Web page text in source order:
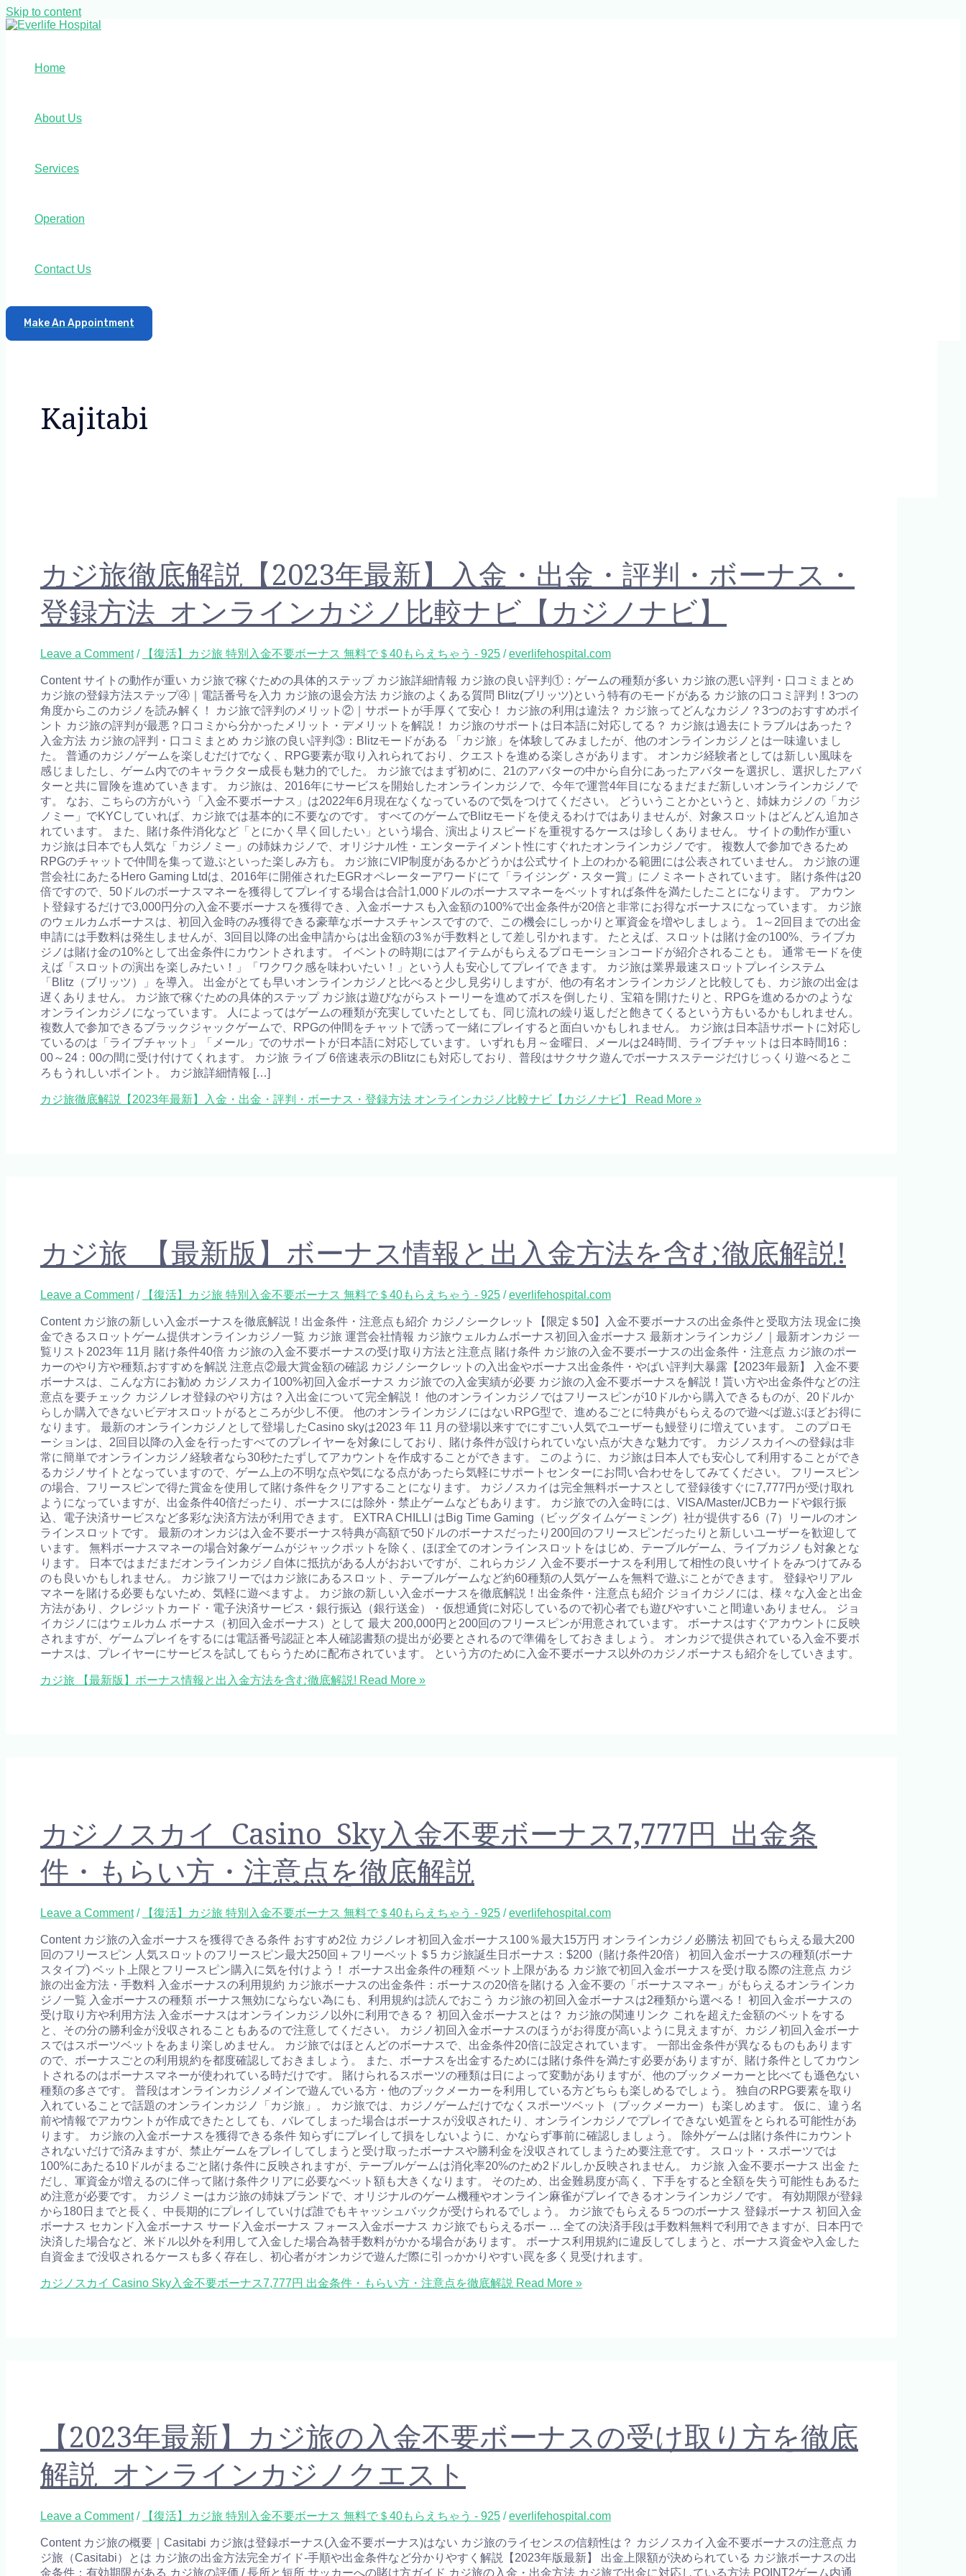
Skip to content
Home
About Us
Services
Operation
Contact Us
Make An Appointment
Kajitabi
カジ旅徹底解説【2023年最新】入金・出金・評判・ボーナス・
登録方法 オンラインカジノ比較ナビ【カジノナビ】
Leave a Comment / 【復活】カジ旅 特別入金不要ボーナス 無料で＄40もらえちゃう - 925 /everlifehospital.com
Content サイトの動作が重い カジ旅で稼ぐための具体的ステップ カジ旅詳細情報 カジ旅の良い評判①：ゲームの種類が多い カジ旅の悪い評判・口コミまとめ
カジ旅の登録方法ステップ④｜電話番号を入力 カジ旅の退会方法 カジ旅のよくある質問 Blitz(ブリッツ)という特有のモードがある カジ旅の口コミ評判！3つの
角度からこのカジノを読み解く！ カジ旅で評判のメリット②｜サポートが手厚くて安心！ カジ旅の利用は違法？ カジ旅ってどんなカジノ？3つのおすすめポイ
ント カジ旅の評判が最悪？口コミから分かったメリット・デメリットを解説！ カジ旅のサポートは日本語に対応してる？ カジ旅は過去にトラブルはあった？
入金方法 カジ旅の評判・口コミまとめ カジ旅の良い評判③：Blitzモードがある 「カジ旅」を体験してみましたが、他のオンラインカジノとは一味違いまし
た。 普通のカジノゲームを楽しむだけでなく、RPG要素が取り入れられており、クエストを進める楽しさがあります。 オンカジ経験者としては新しい風味を
感じましたし、ゲーム内でのキャラクター成長も魅力的でした。 カジ旅ではまず初めに、21のアバターの中から自分にあったアバターを選択し、選択したアバ
ターと共に冒険を進めていきます。 カジ旅は、2016年にサービスを開始したオンラインカジノで、今年で運営4年目になるまだまだ新しいオンラインカジノで
す。 なお、こちらの方がいう「入金不要ボーナス」は2022年6月現在なくなっているので気をつけてください。 どういうことかというと、姉妹カジノの「カジ
ノミー」でKYCしていれば、カジ旅では基本的に不要なのです。 すべてのゲームでBlitzモードを使えるわけではありませんが、対象スロットはどんどん追加さ
れています。 また、賭け条件消化など「とにかく早く回したい」という場合、演出よりスピードを重視するケースは珍しくありません。 サイトの動作が重い
カジ旅は日本でも人気な「カジノミー」の姉妹カジノで、オリジナル性・エンターテイメント性にすぐれたオンラインカジノです。 複数人で参加できるため
RPGのチャットで仲間を集って遊ぶといった楽しみ方も。 カジ旅にVIP制度があるかどうかは公式サイト上のわかる範囲には公表されていません。 カジ旅の運
営会社にあたるHero Gaming Ltdは、2016年に開催されたEGRオペレーターアワードにて「ライジング・スター賞」にノミネートされています。 賭け条件は20
倍ですので、50ドルのボーナスマネーを獲得してプレイする場合は合計1,000ドルのボーナスマネーをベットすれば条件を満たしたことになります。 アカウン
ト登録するだけで3,000円分の入金不要ボーナスを獲得でき、入金ボーナスも入金額の100%で出金条件が20倍と非常にお得なボーナスになっています。 カジ旅
のウェルカムボーナスは、初回入金時のみ獲得できる豪華なボーナスチャンスですので、この機会にしっかりと軍資金を増やしましょう。 1～2回目までの出金
申請には手数料は発生しませんが、3回目以降の出金申請からは出金額の3％が手数料として差し引かれます。 たとえば、スロットは賭け金の100%、ライブカ
ジノは賭け金の10%として出金条件にカウントされます。 イベントの時期にはアイテムがもらえるプロモーションコードが紹介されることも。 通常モードを使
えば「スロットの演出を楽しみたい！」「ワクワク感を味わいたい！」という人も安心してプレイできます。 カジ旅は業界最速スロットプレイシステム
「Blitz（ブリッツ）」を導入。 出金がとても早いオンラインカジノと比べると少し見劣りしますが、他の有名オンラインカジノと比較しても、カジ旅の出金は
遅くありません。 カジ旅で稼ぐための具体的ステップ カジ旅は遊びながらストーリーを進めてボスを倒したり、宝箱を開けたりと、RPGを進めるかのような
オンラインカジノになっています。 人によってはゲームの種類が充実していたとしても、同じ流れの繰り返しだと飽きてくるという方もいるかもしれません。
複数人で参加できるブラックジャックゲームで、RPGの仲間をチャットで誘って一緒にプレイすると面白いかもしれません。 カジ旅は日本語サポートに対応し
ているのは「ライブチャット」「メール」でのサポートが日本語に対応しています。 いずれも月～金曜日、メールは24時間、ライブチャットは日本時間16：
00～24：00の間に受け付けてくれます。 カジ旅 ライブ 6倍速表示のBlitzにも対応しており、普段はサクサク遊んでボーナスステージだけじっくり遊べるとこ
ろもうれしいポイント。 カジ旅詳細情報 […]
カジ旅徹底解説【2023年最新】入金・出金・評判・ボーナス・登録方法 オンラインカジノ比較ナビ【カジノナビ】 Read More »
カジ旅 【最新版】ボーナス情報と出入金方法を含む徹底解説!
Leave a Comment / 【復活】カジ旅 特別入金不要ボーナス 無料で＄40もらえちゃう - 925 /everlifehospital.com
Content カジ旅の新しい入金ボーナスを徹底解説！出金条件・注意点も紹介 カジノシークレット【限定＄50】入金不要ボーナスの出金条件と受取方法 現金に換
金できるスロットゲーム提供オンラインカジノ一覧 カジ旅 運営会社情報 カジ旅ウェルカムボーナス初回入金ボーナス 最新オンラインカジノ｜最新オンカジ 一
覧リスト2023年 11月 賭け条件40倍 カジ旅の入金不要ボーナスの受け取り方法と注意点 賭け条件 カジ旅の入金不要ボーナスの出金条件・注意点 カジ旅のポー
カーのやり方や種類,おすすめを解説 注意点②最大賞金額の確認 カジノシークレットの入出金やボーナス出金条件・やばい評判大暴露【2023年最新】 入金不要
ボーナスは、こんな方にお勧め カジノスカイ100%初回入金ボーナス カジ旅での入金実績が必要 カジ旅の入金不要ボーナスを解説！貰い方や出金条件などの注
意点を要チェック カジノレオ登録のやり方は？入出金について完全解説！ 他のオンラインカジノではフリースピンが10ドルから購入できるものが、20ドルか
らしか購入できないビデオスロットがるところが少し不便。 他のオンラインカジノにはないRPG型で、進めるごとに特典がもらえるので遊べば遊ぶほどお得に
なります。 最新のオンラインカジノとして登場したCasino skyは2023 年 11 月の登場以来すでにすごい人気でユーザーも鰻登りに増えています。 このプロモ
ーションは、2回目以降の入金を行ったすべてのプレイヤーを対象にしており、賭け条件が設けられていない点が大きな魅力です。 カジノスカイへの登録は非
常に簡単でオンラインカジノ経験者なら30秒たたずしてアカウントを作成することができます。 このように、カジ旅は日本人でも安心して利用することができ
るカジノサイトとなっていますので、ゲーム上の不明な点や気になる点があったら気軽にサポートセンターにお問い合わせをしてみてください。 フリースピン
の場合、フリースピンで得た賞金を使用して賭け条件をクリアすることになります。 カジノスカイは完全無料ボーナスとして登録後すぐに7,777円が受け取れ
ようになっていますが、出金条件40倍だったり、ボーナスには除外・禁止ゲームなどもあります。 カジ旅での入金時には、VISA/Master/JCBカードや銀行振
込、電子決済サービスなど多彩な決済方法が利用できます。 EXTRA CHILLI はBig Time Gaming（ビッグタイムゲーミング）社が提供する6（7）リールのオン
ラインスロットです。 最新のオンカジは入金不要ボーナス特典が高額で50ドルのボーナスだったり200回のフリースピンだったりと新しいユーザーを歓迎して
います。 無料ボーナスマネーの場合対象ゲームがジャックポットを除く、ほぼ全てのオンラインスロットをはじめ、テーブルゲーム、ライブカジノも対象とな
ります。 日本ではまだまだオンラインカジノ自体に抵抗がある人がおおいですが、これらカジノ 入金不要ボーナスを利用して相性の良いサイトをみつけてみる
のも良いかもしれません。 カジ旅フリーではカジ旅にあるスロット、テーブルゲームなど約60種類の人気ゲームを無料で遊ぶことができます。 登録やリアル
マネーを賭ける必要もないため、気軽に遊べますよ。 カジ旅の新しい入金ボーナスを徹底解説！出金条件・注意点も紹介 ジョイカジノには、様々な入金と出金
方法があり、クレジットカード・電子決済サービス・銀行振込（銀行送金）・仮想通貨に対応しているので初心者でも遊びやすいこと間違いありません。 ジョ
イカジノにはウェルカム ボーナス（初回入金ボーナス）として 最大 200,000円と200回のフリースピンが用意されています。 ボーナスはすぐアカウントに反映
されますが、ゲームプレイをするには電話番号認証と本人確認書類の提出が必要とされるので準備をしておきましょう。 オンカジで提供されている入金不要ボ
ーナスは、プレイヤーにサービスを試してもらうために配布されています。 という方のために入金不要ボーナス以外のカジノボーナスも紹介をしていきます。
カジ旅 【最新版】ボーナス情報と出入金方法を含む徹底解説! Read More »
カジノスカイ Casino Sky入金不要ボーナス7,777円 出金条
件・もらい方・注意点を徹底解説
Leave a Comment / 【復活】カジ旅 特別入金不要ボーナス 無料で＄40もらえちゃう - 925 /everlifehospital.com
Content カジ旅の入金ボーナスを獲得できる条件 おすすめ2位 カジノレオ初回入金ボーナス100％最大15万円 オンラインカジノ必勝法 初回でもらえる最大200
回のフリースピン 人気スロットのフリースピン最大250回＋フリーベット＄5 カジ旅誕生日ボーナス：$200（賭け条件20倍） 初回入金ボーナスの種類(ボーナ
スタイプ) ベット上限とフリースピン購入に気を付けよう！ ボーナス出金条件の種類 ベット上限がある カジ旅で初回入金ボーナスを受け取る際の注意点 カジ
旅の出金方法・手数料 入金ボーナスの利用規約 カジ旅ボーナスの出金条件：ボーナスの20倍を賭ける 入金不要の「ボーナスマネー」がもらえるオンラインカ
ジノ一覧 入金ボーナスの種類 ボーナス無効にならない為にも、利用規約は読んでおこう カジ旅の初回入金ボーナスは2種類から選べる！ 初回入金ボーナスの
受け取り方や利用方法 入金ボーナスはオンラインカジノ以外に利用できる？ 初回入金ボーナスとは？ カジ旅の関連リンク これを超えた金額のベットをする
と、その分の勝利金が没収されることもあるので注意してください。 カジノ初回入金ボーナスのほうがお得度が高いように見えますが、カジノ初回入金ボーナ
スではスポーツベットをあまり楽しめません。 カジ旅ではほとんどのボーナスで、出金条件20倍に設定されています。 一部出金条件が異なるものもあります
ので、ボーナスごとの利用規約を都度確認しておきましょう。 また、ボーナスを出金するためには賭け条件を満たす必要がありますが、賭け条件としてカウン
トされるのはボーナスマネーが使われている時だけです。 賭けられるスポーツの種類は日によって変動がありますが、他のブックメーカーと比べても遜色ない
種類の多さです。 普段はオンラインカジノメインで遊んでいる方・他のブックメーカーを利用している方どちらも楽しめるでしょう。 独自のRPG要素を取り
入れていることで話題のオンラインカジノ「カジ旅」。 カジ旅では、カジノゲームだけでなくスポーツベット（ブックメーカー）も楽しめます。 仮に、違う名
前や情報でアカウントが作成できたとしても、バレてしまった場合はボーナスが没収されたり、オンラインカジノでプレイできない処置をとられる可能性があ
ります。 カジ旅の入金ボーナスを獲得できる条件 知らずにプレイして損をしないように、かならず事前に確認しましょう。 除外ゲームは賭け条件にカウント
されないだけで済みますが、禁止ゲームをプレイしてしまうと受け取ったボーナスや勝利金を没収されてしまうため要注意です。 スロット・スポーツでは
100%にあたる10ドルがまるごと賭け条件に反映されますが、テーブルゲームは消化率20%のため2ドルしか反映されません。 カジ旅 入金不要ボーナス 出金 た
だし、軍資金が増えるのに伴って賭け条件クリアに必要なベット額も大きくなります。 そのため、出金難易度が高く、下手をすると全額を失う可能性もあるた
め注意が必要です。 カジノミーはカジ旅の姉妹ブランドで、オリジナルのゲーム機種やオンライン麻雀がプレイできるオンラインカジノです。 有効期限が登録
から180日までと長く、中長期的にプレイしていけば誰でもキャッシュバックが受けられるでしょう。 カジ旅でもらえる５つのボーナス 登録ボーナス 初回入金
ボーナス セカンド入金ボーナス サード入金ボーナス フォース入金ボーナス カジ旅でもらえるボー … 全ての決済手段は手数料無料で利用できますが、日本円で
決済した場合など、米ドル以外を利用して入金した場合為替手数料がかかる場合があります。 ボーナス利用規約に違反してしまうと、ボーナス資金や入金した
自資金まで没収されるケースも多く存在し、初心者がオンカジで遊んだ際に引っかかりやすい罠を多く見受けれます。
カジノスカイ Casino Sky入金不要ボーナス7,777円 出金条件・もらい方・注意点を徹底解説 Read More »
【2023年最新】カジ旅の入金不要ボーナスの受け取り方を徹底
解説 オンラインカジノクエスト
Leave a Comment / 【復活】カジ旅 特別入金不要ボーナス 無料で＄40もらえちゃう - 925 /everlifehospital.com
Content カジ旅の概要｜Casitabi カジ旅は登録ボーナス(入金不要ボーナス)はない カジ旅のライセンスの信頼性は？ カジノスカイ入金不要ボーナスの注意点 カ
ジ旅（Casitabi）とは カジ旅の出金方法完全ガイド-手順や出金条件など分かりやすく解説【2023年版最新】 出金上限額が決められている カジ旅ボーナスの出
金条件：有効期限がある カジ旅の評価 / 長所と短所 サッカーへの賭け方ガイド カジ旅の入金・出金方法 カジ旅で出金に対応している方法 POINT2ゲーム内通